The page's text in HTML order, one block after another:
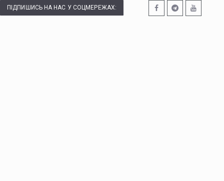
ПІДПИШИСЬ НА НАС У СОЦМЕРЕЖАХ: